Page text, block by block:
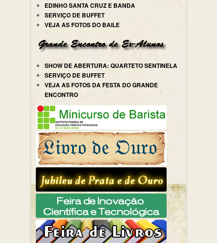
EDINHO SANTA CRUZ E BANDA
SERVIÇO DE BUFFET
VEJA AS FOTOS DO BAILE
SHOW DE ABERTURA: QUARTETO SENTINELA
SERVIÇO DE BUFFET
VEJA AS FOTOS DA FESTA DO GRANDE
ENCONTRO